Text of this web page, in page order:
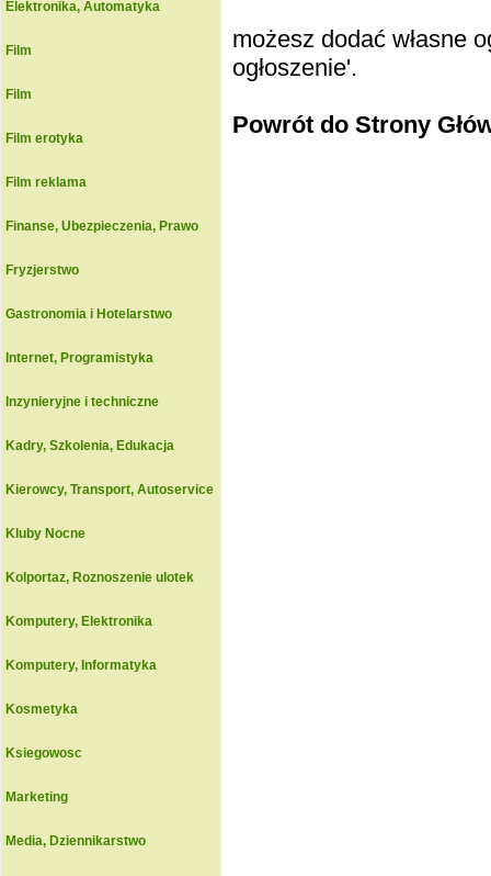
Elektronika, Automatyka
Film
Film
Film erotyka
Film reklama
Finanse, Ubezpieczenia, Prawo
Fryzjerstwo
Gastronomia i Hotelarstwo
Internet, Programistyka
Inzynieryjne i techniczne
Kadry, Szkolenia, Edukacja
Kierowcy, Transport, Autoservice
Kluby Nocne
Kolportaz, Roznoszenie ulotek
Komputery, Elektronika
Komputery, Informatyka
Kosmetyka
Ksiegowosc
Marketing
Media, Dziennikarstwo
możesz dodać własne
ogłoszenie'.
Powrót do Strony